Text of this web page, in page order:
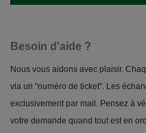
Besoin d'aide ?
Nous vous aidons avec plaisir.
via un "numéro de ticket". Les
exclusivement par mail. Pensez à
votre demande quand tout est en